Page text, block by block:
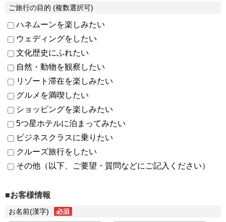
ご旅行の目的 (複数選択可)
ハネムーンを楽しみたい
ウェディングをしたい
文化歴史にふれたい
自然・動物を観察したい
リゾート滞在を楽しみたい
グルメを満喫したい
ショッピングを楽しみたい
5つ星ホテルに泊まってみたい
ビジネスクラスに乗りたい
クルーズ旅行をしたい
その他（以下、ご要望・質問などにご記入ください）
■お客様情報
お名前(漢字)